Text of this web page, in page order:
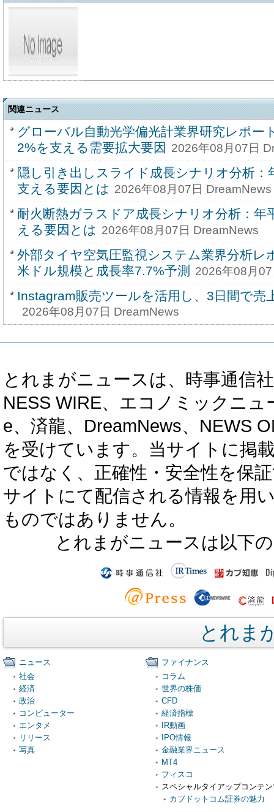
関連ニュース
グローバル自動光学偏光計業界研究レポー
2%を支える需要拡大要因 2026年08月07日
隠し引き出しスライド成長シナリオ分析：
支える要因とは 2026年08月07日 DreamNews
耐火断熱ガラスドア成長シナリオ分析：年
える要因とは 2026年08月07日 DreamNews
外部タイヤ空気圧監視システム業界分析レ
米ドル規模と成長率7.7%予測
2026年08月
Instagram販売ツールを活用し、3日間で売
2026年08月07日 DreamNews
とれまがニュースは、時事通信
NESS WIRE、エコノミックニ
e、済龍、DreamNews、NEWS
を受けています。当サイトに掲
ではなく、正確性・安全性を保
サイトにて配信される情報を用
ものではありません。
とれまがニュースは以下
とれま
ニュース
社会
経済
政治
コンピューター
エンタメ
リリース
写真
ファイナンス
コラム
世界の株価
CFD
経済指標
IR動画
IPO情報
金融業界ニュース
MT4
フィスコ
スペシャルタイアップコンテ
カブドットコム証券の魅力